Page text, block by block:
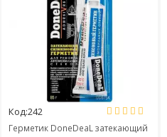
Код:242
Герметик DoneDeaL затекающий